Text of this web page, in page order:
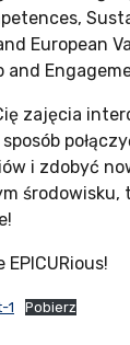
European
and
zajęcia
i zdobyć
środowisku,
EPICURious!
1 Pobierz